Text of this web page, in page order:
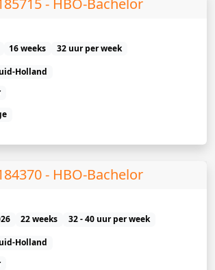
- HBO-Bachelor
16 weeks
32 uur per week
Holland
- HBO-Bachelor
22 weeks
32 - 40 uur per week
Holland